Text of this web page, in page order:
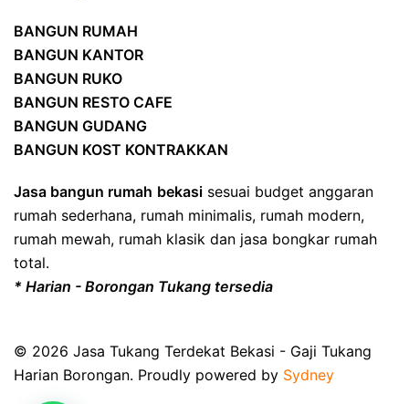
BANGUN RUMAH
BANGUN KANTOR
BANGUN RUKO
BANGUN RESTO CAFE
BANGUN GUDANG
BANGUN KOST KONTRAKKAN
Jasa bangun rumah bekasi sesuai budget anggaran
rumah sederhana, rumah minimalis, rumah modern,
rumah mewah, rumah klasik dan jasa bongkar rumah
total.
* Harian - Borongan Tukang tersedia
© 2026 Jasa Tukang Terdekat Bekasi - Gaji Tukang
Harian Borongan. Proudly powered by Sydney